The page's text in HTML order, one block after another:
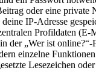
oder eine private
IP-Adresse
Profildaten
der „Wer ist online?“-
einzelne
Lesezeichen